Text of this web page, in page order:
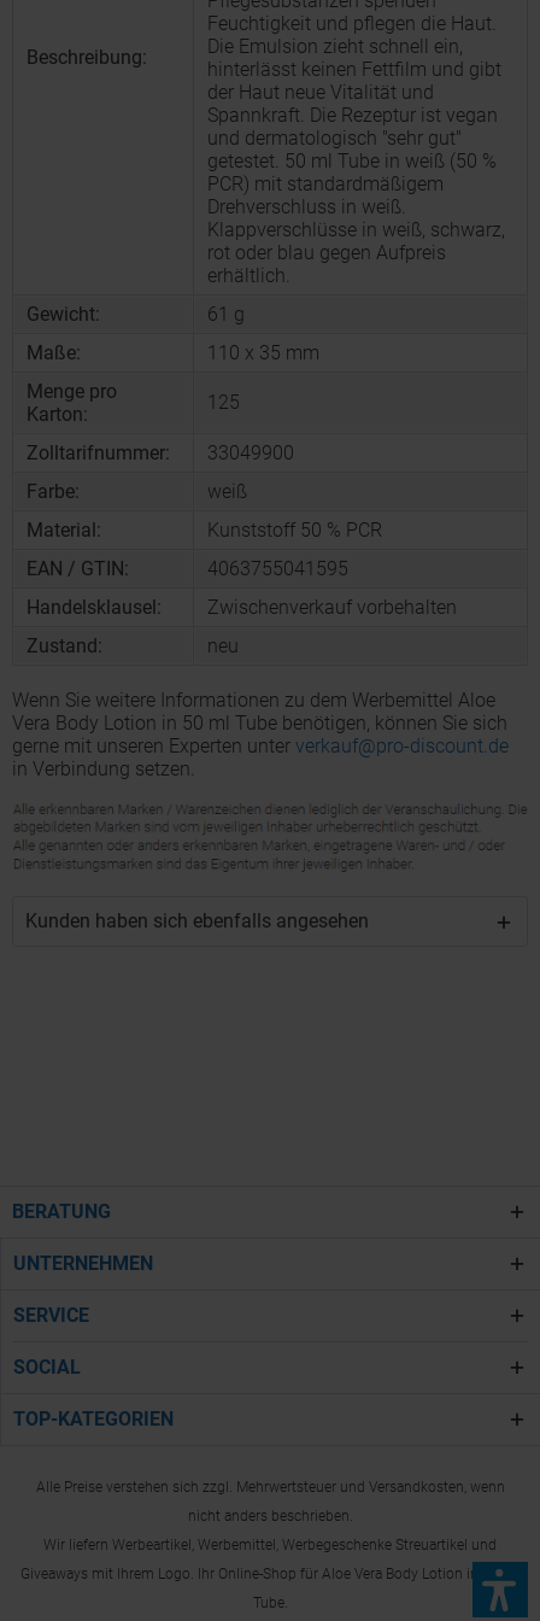
Beschreibung:
Feuchtigkeit und pflegen die Haut.
Die Emulsion zieht schnell ein,
hinterlässt keinen Fettfilm und gibt
der Haut neue Vitalität und
Spannkraft. Die Rezeptur ist vegan
und dermatologisch "sehr gut"
getestet. 50 ml Tube in weiß (50 %
PCR) mit standardmäßigem
Drehverschluss in weiß.
Klappverschlüsse in weiß, schwarz,
rot oder blau gegen Aufpreis
erhältlich.
Gewicht:
61 g
Maße:
110 x 35 mm
Menge pro
Karton:
125
Zolltarifnummer:
33049900
Farbe:
weiß
Material:
Kunststoff 50 % PCR
EAN / GTIN:
4063755041595
Handelsklausel:
Zwischenverkauf vorbehalten
Zustand:
neu
Wenn Sie weitere Informationen zu dem Werbemittel Aloe
Vera Body Lotion in 50 ml Tube benötigen, können Sie sich
gerne mit unseren Experten unter verkauf@pro-discount.de
in Verbindung setzen.
Kunden haben sich ebenfalls angesehen
BERATUNG
UNTERNEHMEN
SERVICE
SOCIAL
TOP-KATEGORIEN
Alle Preise verstehen sich zzgl. Mehrwertsteuer und Versandkosten, wenn
nicht anders beschrieben.
Wir liefern Werbeartikel, Werbemittel, Werbegeschenke Streuartikel und
Giveaways mit Ihrem Logo. Ihr Online-Shop für Aloe Vera Body Lotion in 50 ml
Tube.